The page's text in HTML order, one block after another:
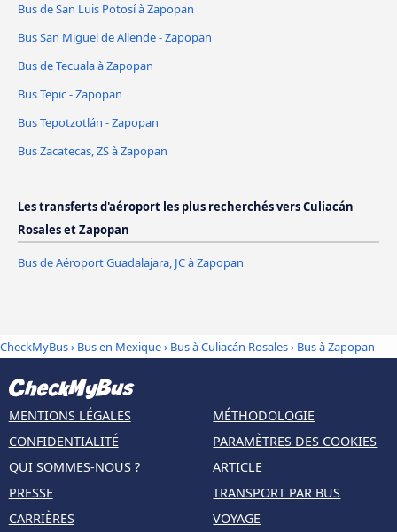
Bus de San Luis Potosí à Zapopan
Bus San Miguel de Allende - Zapopan
Bus de Tecuala à Zapopan
Bus Tepic - Zapopan
Bus Tepotzotlán - Zapopan
Bus Zacatecas, ZS à Zapopan
Les transferts d'aéroport les plus recherchés vers Culiacán
Rosales et Zapopan
Bus de Aéroport Guadalajara, JC à Zapopan
CheckMyBus› Bus en Mexique› Bus à Culiacán Rosales› Bus à Zapopan
MENTIONS LÉGALES
CONFIDENTIALITÉ
QUI SOMMES-NOUS ?
PRESSE
CARRIÈRES
MÉTHODOLOGIE
PARAMÈTRES DES COOKIES
ARTICLE
TRANSPORT PAR BUS
VOYAGE